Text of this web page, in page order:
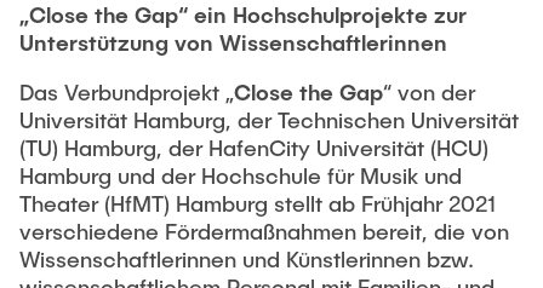
Newsroom
Press Release
Flyers and brochures
University magazine spektrum
Events
Merchandise-Shop
Advice and contact
Around student life
study organization
AI in Education
After Graduation
UNU HUB "Engineering to Face Climate Change"
Research Funding
Early Career Research Support
Good Scientific Practice
Process Engineering
Study programs
Research and Institutes
Technology and Innovation in Education
News
Study programs
Exchange students
Intercultural Hub
International Scholars & Guests
Partnerships and Strategy
Study Exchange Partnerships
How to establish partnerships
„Close the Gap“ ein Hochschulprojekte zur
Unterstützung von Wissenschaftlerinnen
Das Verbundprojekt „Close the Gap“ von der
Universität Hamburg, der Technischen Universität
(TU) Hamburg, der HafenCity Universität (HCU)
Hamburg und der Hochschule für Musik und
Theater (HfMT) Hamburg stellt ab Frühjahr 2021
verschiedene Fördermaßnahmen bereit, die von
Wissenschaftlerinnen und Künstlerinnen bzw.